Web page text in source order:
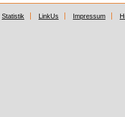
Statistik LinkUs Impressum